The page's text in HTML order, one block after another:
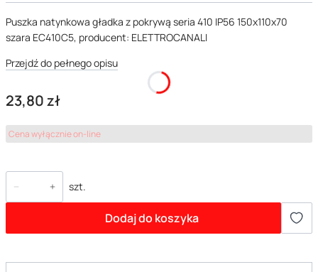
Puszka natynkowa gładka z pokrywą seria 410 IP56 150x110x70
szara EC410C5, producent: ELETTROCANALI
Przejdź do pełnego opisu
Cena
23,80 zł
Cena wyłącznie on-line
szt.
Dodaj do koszyka